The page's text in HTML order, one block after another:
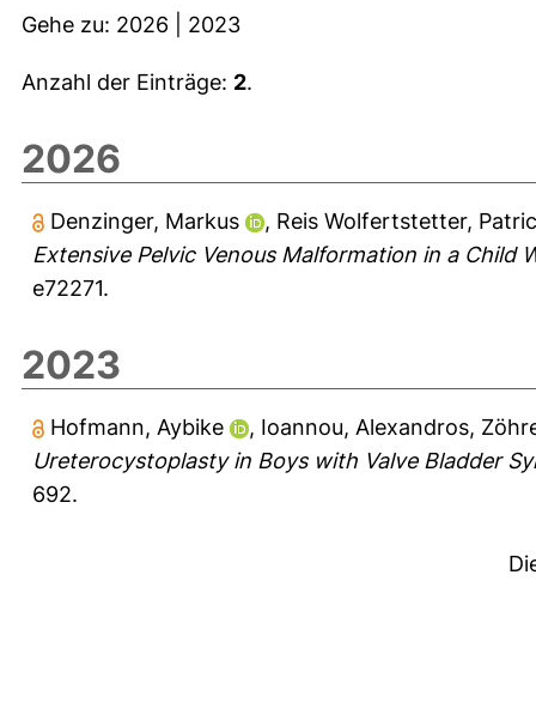
Gehe zu: 2026 2023
Anzahl der Einträge: 2.
2026
Denzinger, Markus , Reis Wolfertstetter,
Extensive Pelvic Venous Malformation in a Child
e72271.
2023
Hofmann, Aybike , Ioannou, Alexandros,
Ureterocystoplasty in Boys with Valve Bladder
692.